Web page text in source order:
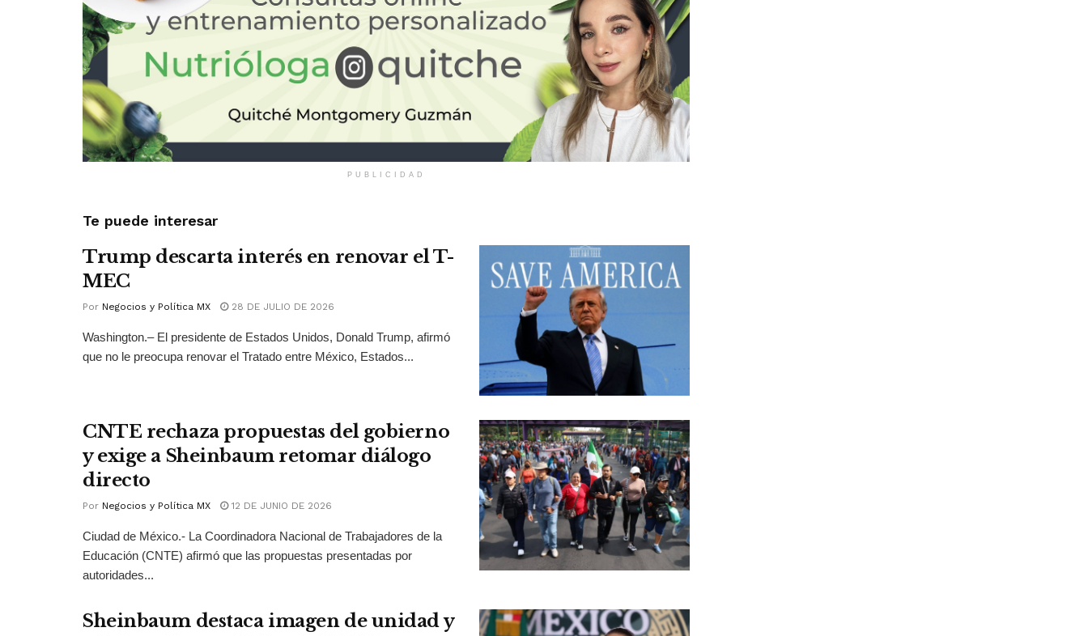
PUBLICIDAD
Te puede interesar
Trump descarta interés en renovar el T-
MEC
Por Negocios y Política MX 28 DE JULIO DE 2026
Washington.– El presidente de Estados Unidos, Donald Trump, afirmó
que no le preocupa renovar el Tratado entre México, Estados...
CNTE rechaza propuestas del gobierno
y exige a Sheinbaum retomar diálogo
directo
Por Negocios y Política MX 12 DE JUNIO DE 2026
Ciudad de México.- La Coordinadora Nacional de Trabajadores de la
Educación (CNTE) afirmó que las propuestas presentadas por
autoridades...
Sheinbaum destaca imagen de unidad y